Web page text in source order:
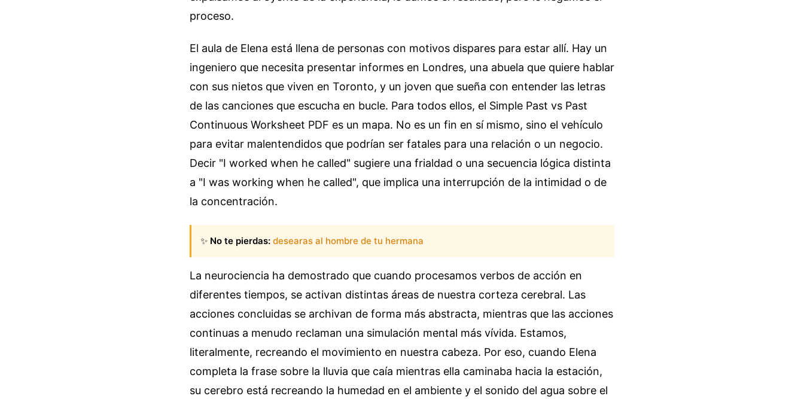
proceso.
El aula de Elena está llena de personas con motivos dispares para estar allí. Hay un
ingeniero que necesita presentar informes en Londres, una abuela que quiere hablar
con sus nietos que viven en Toronto, y un joven que sueña con entender las letras
de las canciones que escucha en bucle. Para todos ellos, el Simple Past vs Past
Continuous Worksheet PDF es un mapa. No es un fin en sí mismo, sino el vehículo
para evitar malentendidos que podrían ser fatales para una relación o un negocio.
Decir "I worked when he called" sugiere una frialdad o una secuencia lógica distinta
a "I was working when he called", que implica una interrupción de la intimidad o de
la concentración.
✨ No te pierdas: desearas al hombre de tu hermana
La neurociencia ha demostrado que cuando procesamos verbos de acción en
diferentes tiempos, se activan distintas áreas de nuestra corteza cerebral. Las
acciones concluidas se archivan de forma más abstracta, mientras que las acciones
continuas a menudo reclaman una simulación mental más vívida. Estamos,
literalmente, recreando el movimiento en nuestra cabeza. Por eso, cuando Elena
completa la frase sobre la lluvia que caía mientras ella caminaba hacia la estación,
su cerebro está recreando la humedad en el ambiente y el sonido del agua sobre el